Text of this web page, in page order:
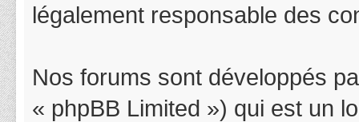
légalement responsable des
Nos forums sont développés
« phpBB Limited ») qui est un